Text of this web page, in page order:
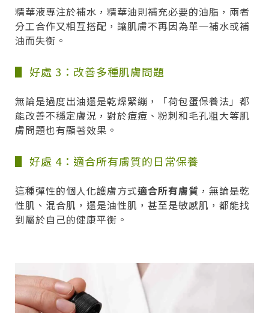
精華液專注於補水，精華油則補充必要的油脂，兩者
分工合作又相互搭配，讓肌膚不再因為單一補水或補
油而失衡。
▋ 好處 3：改善多種肌膚問題
無論是過度出油還是乾燥緊繃，「荷包蛋保養法」都
能改善不穩定膚況，對於痘痘、粉刺和毛孔粗大等肌
膚問題也有顯著效果。
▋ 好處 4：適合所有膚質的日常保養
這種彈性的個人化護膚方式適合所有膚質 ，無論是乾
性肌、混合肌，還是油性肌，甚至是敏感肌，都能找
到屬於自己的健康平衡。